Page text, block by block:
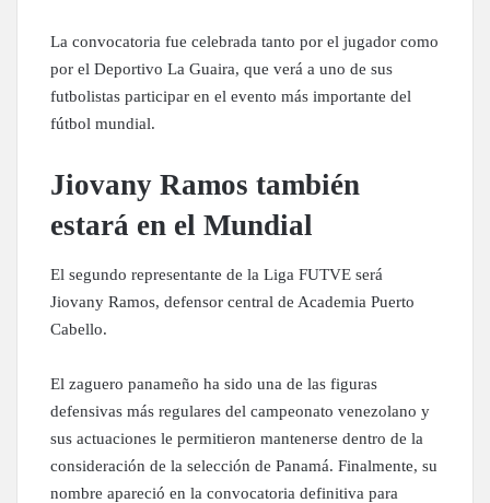
La convocatoria fue celebrada tanto por el jugador como
por el Deportivo La Guaira, que verá a uno de sus
futbolistas participar en el evento más importante del
fútbol mundial.
Jiovany Ramos también
estará en el Mundial
El segundo representante de la Liga FUTVE será
Jiovany Ramos, defensor central de Academia Puerto
Cabello.
El zaguero panameño ha sido una de las figuras
defensivas más regulares del campeonato venezolano y
sus actuaciones le permitieron mantenerse dentro de la
consideración de la selección de Panamá. Finalmente, su
nombre apareció en la convocatoria definitiva para